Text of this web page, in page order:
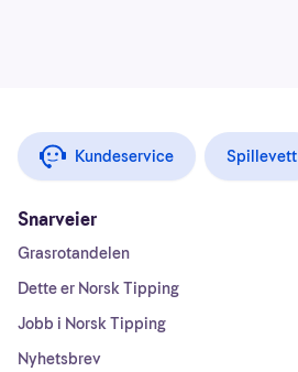
Kundeservice Spillevett
Snarveier
Grasrotandelen
Dette er Norsk Tipping
Jobb i Norsk Tipping
Nyhetsbrev